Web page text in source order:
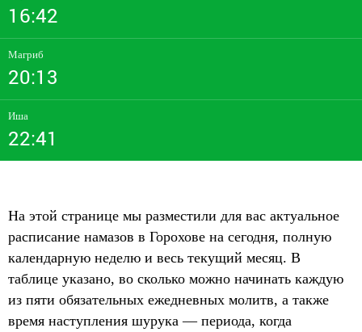
16:42
Магриб
20:13
Иша
22:41
На этой странице мы разместили для вас актуальное
расписание намазов в Горохове на сегодня, полную
календарную неделю и весь текущий месяц. В
таблице указано, во сколько можно начинать каждую
из пяти обязательных ежедневных молитв, а также
время наступления шурука — периода, когда